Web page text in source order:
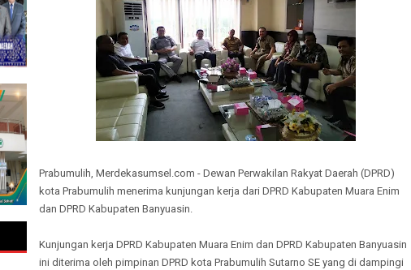
Prabumulih, Merdekasumsel.com - Dewan Perwakilan Rakyat Daerah (DPRD)
kota Prabumulih menerima kunjungan kerja dari DPRD Kabupaten Muara Enim
dan DPRD Kabupaten Banyuasin.
Kunjungan kerja DPRD Kabupaten Muara Enim dan DPRD Kabupaten Banyuasin
ini diterima oleh pimpinan DPRD kota Prabumulih Sutarno SE yang di dampingi